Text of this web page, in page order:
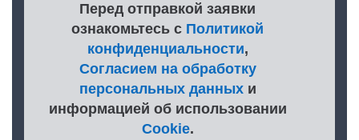
Перед отправкой заявки
ознакомьтесь с Политикой
конфиденциальности,
Согласием на обработку
персональных данныхи
информацией об использовании
Cookie.